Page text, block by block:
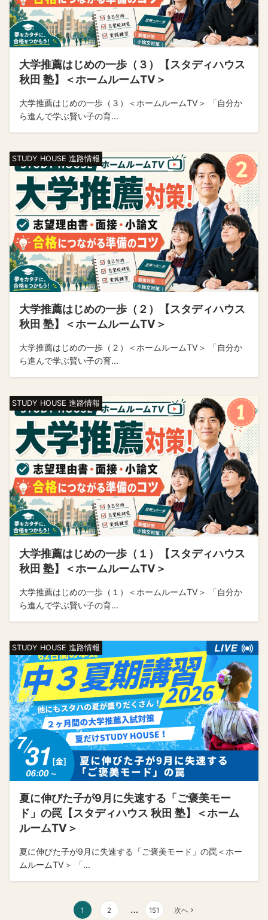
大学推薦はじめの一歩（３）【スタディハウス
秋田 塾】＜ホームルームTV＞
大学推薦はじめの一歩（３）＜ホームルームTV＞ 「自分か
ら進んで学ぶ賢い子の育...
STUDY HOUSE 進路情報
大学推薦はじめの一歩（２）【スタディハウス
秋田 塾】＜ホームルームTV＞
大学推薦はじめの一歩（２）＜ホームルームTV＞ 「自分か
ら進んで学ぶ賢い子の育...
STUDY HOUSE 進路情報
大学推薦はじめの一歩（１）【スタディハウス
秋田 塾】＜ホームルームTV＞
大学推薦はじめの一歩（１）＜ホームルームTV＞ 「自分か
ら進んで学ぶ賢い子の育...
STUDY HOUSE 進路情報
夏に伸びた子が9月に失速する「ご褒美モー
ド」の罠【スタディハウス 秋田 塾】＜ホーム
ルームTV＞
夏に伸びた子が9月に失速する「ご褒美モード」の罠＜ホー
ムルームTV＞ 「...
1 2 … 151 次へ